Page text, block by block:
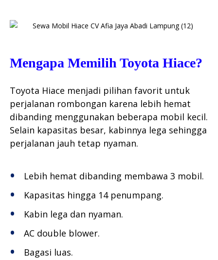
Mengapa Memilih Toyota Hiace?
Toyota Hiace menjadi pilihan favorit untuk
perjalanan rombongan karena lebih hemat
dibanding menggunakan beberapa mobil kecil.
Selain kapasitas besar, kabinnya lega sehingga
perjalanan jauh tetap nyaman.
Lebih hemat dibanding membawa 3 mobil.
Kapasitas hingga 14 penumpang.
Kabin lega dan nyaman.
AC double blower.
Bagasi luas.